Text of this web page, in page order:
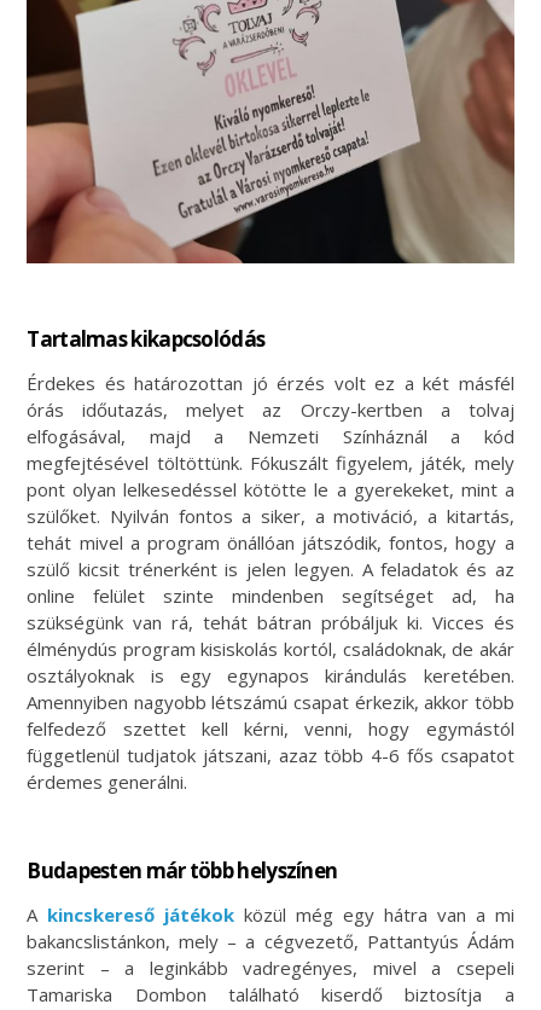
Tartalmas kikapcsolódás
Érdekes és határozottan jó érzés volt ez a két másfél
órás időutazás, melyet az Orczy-kertben a tolvaj
elfogásával, majd a Nemzeti Színháznál a kód
megfejtésével töltöttünk. Fókuszált figyelem, játék, mely
pont olyan lelkesedéssel kötötte le a gyerekeket, mint a
szülőket. Nyilván fontos a siker, a motiváció, a kitartás,
tehát mivel a program önállóan játszódik, fontos, hogy a
szülő kicsit trénerként is jelen legyen. A feladatok és az
online felület szinte mindenben segítséget ad, ha
szükségünk van rá, tehát bátran próbáljuk ki. Vicces és
élménydús program kisiskolás kortól, családoknak, de akár
osztályoknak is egy egynapos kirándulás keretében.
Amennyiben nagyobb létszámú csapat érkezik, akkor több
felfedező szettet kell kérni, venni, hogy egymástól
függetlenül tudjatok játszani, azaz több 4-6 fős csapatot
érdemes generálni.
Budapesten már több helyszínen
A kincskereső játékok közül még egy hátra van a mi
bakancslistánkon, mely – a cégvezető, Pattantyús Ádám
szerint – a leginkább vadregényes, mivel a csepeli
Tamariska Dombon található kiserdő biztosítja a